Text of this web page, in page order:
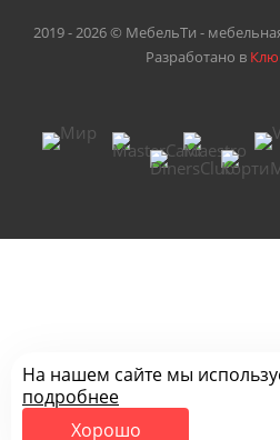
2019 - 2026 © МебельТи -
Разработано в
На нашем сайте мы
подробнее
Хорошо